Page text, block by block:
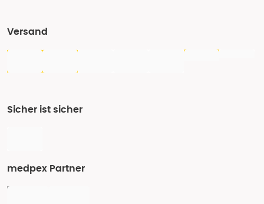
Versand
Sicher ist sicher
medpex Partner